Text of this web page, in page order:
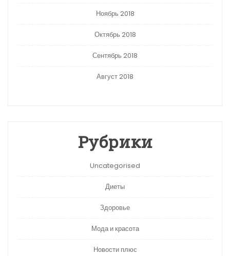
Ноябрь 2018
Октябрь 2018
Сентябрь 2018
Август 2018
Рубрики
Uncategorised
Диеты
Здоровье
Мода и красота
Новости плюс